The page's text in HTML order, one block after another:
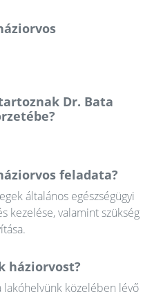
Dr. Bata
feladata?
általános egészségügyi
kezelése, valamint szükség
háziorvost?
lakóhelyünk közelében lévő